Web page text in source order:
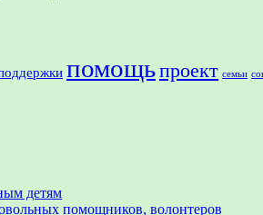
помощьпроект семьи
детям
помощников, волонтеров